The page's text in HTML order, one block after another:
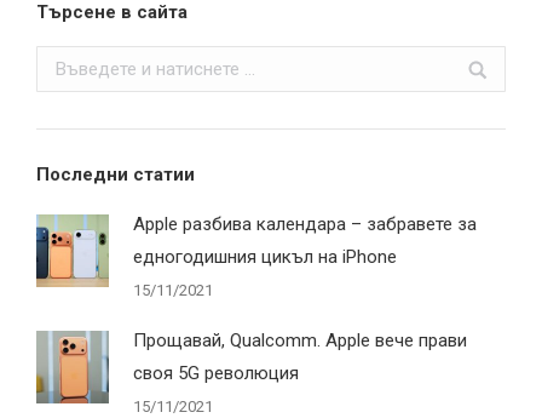
Търсене в сайта
Search:
Последни статии
Apple разбива календара – забравете за
едногодишния цикъл на iPhone
15/11/2021
Прощавай, Qualcomm. Apple вече прави
своя 5G революция
15/11/2021